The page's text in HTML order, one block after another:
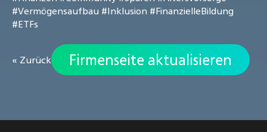
#Vermögensaufbau #Inklusion #FinanzielleBildung
#ETFs
« Zurück Firmenseite aktualisieren